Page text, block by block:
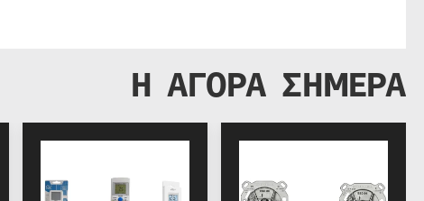
Η ΑΓΟΡΑ ΣΗΜΕΡΑ